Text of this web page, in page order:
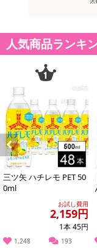
・その他商品仕様：
0g、脂質 0g、炭水化
mg、パントテン酸
1.4－3.6μg、ビタミン
注意事項
【賞味・消費期限のあ
商品到着時点でのお日
のでご了承ください。
【キャンセルについて】
※お申込み後のキャン
記載されている内容
にご納得いただきまし
人気商品ランキ
Previous
三ツ矢 ハチレモ PET 50
0ml
お試し費用
2,159円
1本 45円
1,248 193